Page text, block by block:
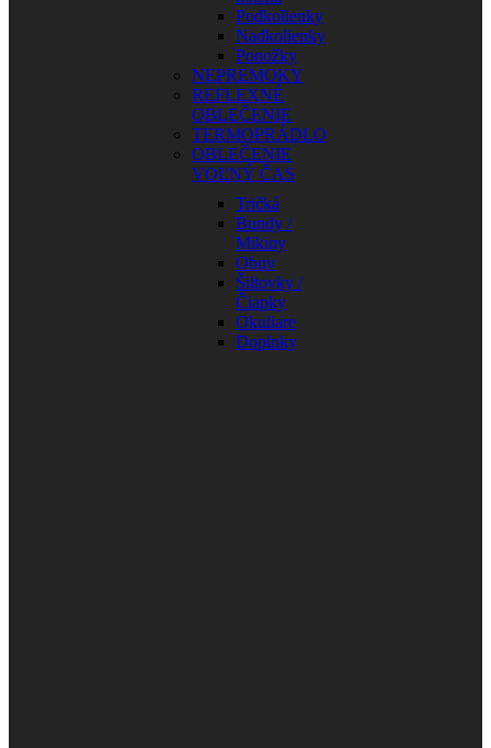
Podkolienky
Nadkolienky
Ponožky
NEPREMOKY
REFLEXNÉ
OBLEČENIE
TERMOPRÁDLO
OBLEČENIE
VOĽNÝ ČAS
Tričká
Bundy /
Mikiny
Obuv
Šiltovky /
Čiapky
Okuliare
Doplnky